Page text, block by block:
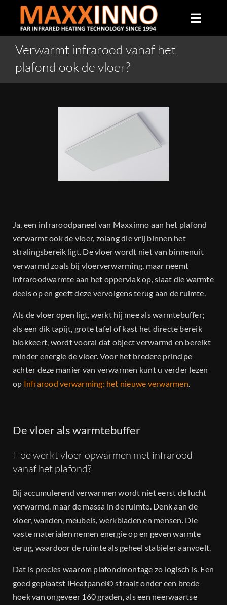
content
Toggle
Home
Dealers
Contact
Verwarmt infrarood vanaf het
plafond ook de vloer?
Ja, een infraroodpaneel van Maxxinno aan het plafond
verwarmt ook de vloer, zolang die vrij binnen het
stralingsbereik ligt. De vloer wordt niet van binnenuit
verwarmd zoals bij vloerverwarming, maar neemt
infraroodwarmte aan het oppervlak op, slaat die warmte
deels op en geeft deze vervolgens terug aan de ruimte.
Als de vloer open ligt, werkt hij mee als warmtebuffer;
als een dik tapijt, grote tafel of kast het directe bereik
blokkeert, wordt vooral dat object verwarmd en bereikt
minder energie de vloer. Voor het bredere principe
achter deze manier van verwarmen kunt u verder lezen
op Infrarood verwarming: het nieuwe verwarmen.
De vloer als warmtebuffer
Hoe werkt vloer opwarmen met infrarood
vanaf het plafond?
Bij accumulerend verwarmen wordt niet eerst de lucht
verwarmd, maar de massa in de ruimte. Denk aan de
vloer, wanden, meubels, werkbladen en mensen. Die
vaste materialen nemen energie op en geven warmte
terug, waardoor de ruimte als geheel stabieler aanvoelt.
Dat is precies waarom plafondmontage zo logisch is. Een
goed geplaatst iHeatpanel© straalt onder een brede
hoek van ongeveer 160 graden, als een neerwaartse